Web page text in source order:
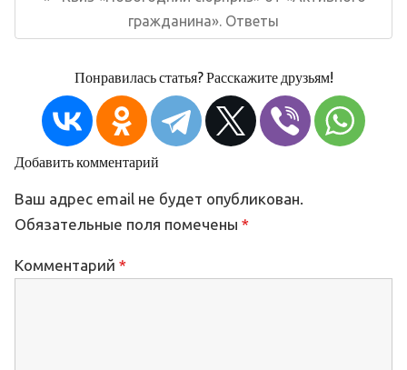
гражданина». Ответы
Понравилась статья? Расскажите друзьям!
Добавить комментарий
Ваш адрес email не будет опубликован.
Обязательные поля помечены *
Комментарий *